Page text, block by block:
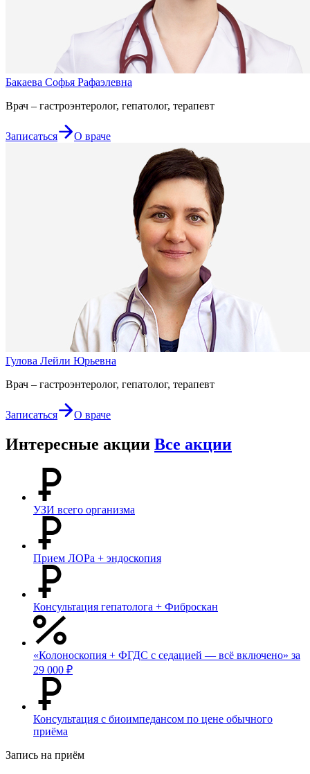
Бакаева Софья Рафаэлевна
Врач – гастроэнтеролог, гепатолог, терапевт
Записаться О враче
Гулова Лейли Юрьевна
Врач – гастроэнтеролог, гепатолог, терапевт
Записаться О враче
Интересные акции Все акции
УЗИ всего организма
Прием ЛОРа + эндоскопия
Консультация гепатолога + Фиброскан
«Колоноскопия + ФГДС с седацией — всё включено» за
29 000 ₽
Консультация с биоимпедансом по цене обычного
приёма
Запись на приём